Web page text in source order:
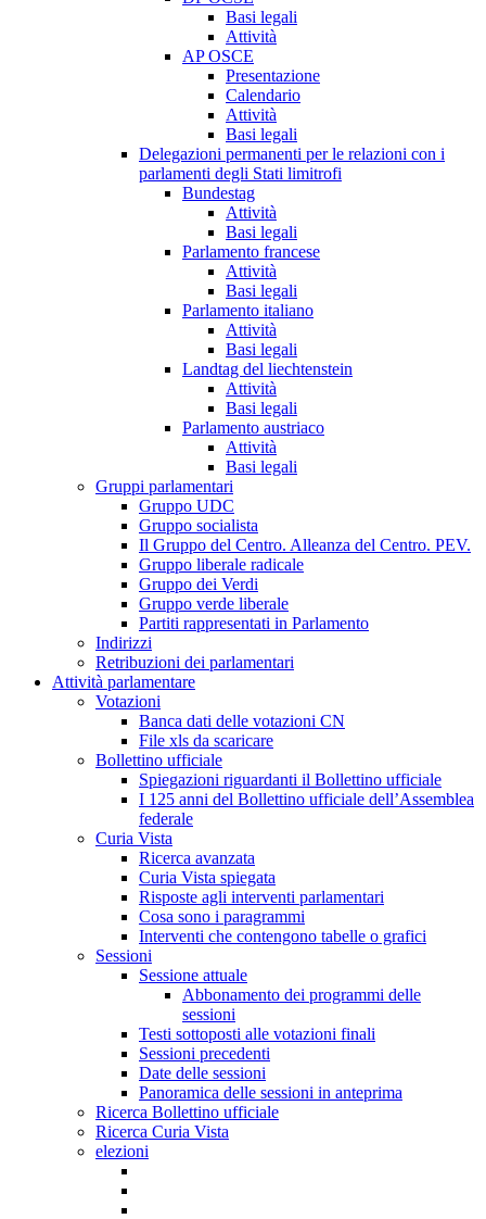
Basi legali
Attività
AP OSCE
Presentazione
Calendario
Attività
Basi legali
Delegazioni permanenti per le relazioni con i
parlamenti degli Stati limitrofi
Bundestag
Attività
Basi legali
Parlamento francese
Attività
Basi legali
Parlamento italiano
Attività
Basi legali
Landtag del liechtenstein
Attività
Basi legali
Parlamento austriaco
Attività
Basi legali
Gruppi parlamentari
Gruppo UDC
Gruppo socialista
Il Gruppo del Centro. Alleanza del Centro. PEV.
Gruppo liberale radicale
Gruppo dei Verdi
Gruppo verde liberale
Partiti rappresentati in Parlamento
Indirizzi
Retribuzioni dei parlamentari
Attività parlamentare
Votazioni
Banca dati delle votazioni CN
File xls da scaricare
Bollettino ufficiale
Spiegazioni riguardanti il Bollettino ufficiale
I 125 anni del Bollettino ufficiale dell’Assemblea
federale
Curia Vista
Ricerca avanzata
Curia Vista spiegata
Risposte agli interventi parlamentari
Cosa sono i paragrammi
Interventi che contengono tabelle o grafici
Sessioni
Sessione attuale
Abbonamento dei programmi delle
sessioni
Testi sottoposti alle votazioni finali
Sessioni precedenti
Date delle sessioni
Panoramica delle sessioni in anteprima
Ricerca Bollettino ufficiale
Ricerca Curia Vista
elezioni